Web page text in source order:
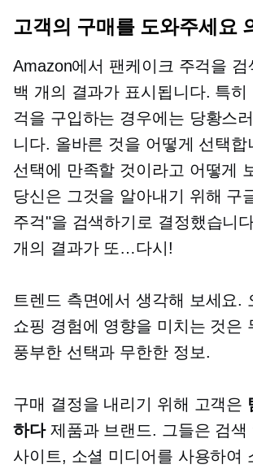
고객의 구매를 도와주세요
Amazon에서 팬케이크 주걱을 검
백 개의 결과가 표시됩니다. 특히
걱을 구입하는 경우에는 당황스
니다. 올바른 것을 어떻게 선택합
선택에 만족할 것이라고 어떻게
당신은 그것을 알아내기 위해 구
주걱"을 검색하기로 결정했습니
개의 결과가 또…다시!
트렌드 측면에서 생각해 보세요.
쇼핑 경험에 영향을 미치는 것은
풍부한 선택과 무한한 정보.
구매 결정을 내리기 위해 고객은
하다제품과 브랜드. 그들은 검색
사이트, 소셜 미디어를 사용하여